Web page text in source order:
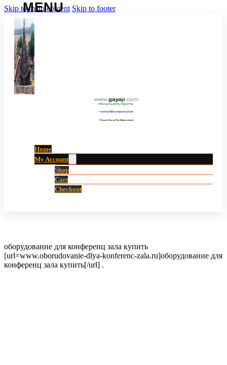
Skip to main content Skip to footer
www.gayaji.com
Making Gayaji City Digital City.
“गयाजी को डिजिटल शहर बनाने की ओर”
(Touch Here For Main Links)
Home
My Account
Shop
Cart
Checkout
оборудование для конференц зала купить
[url=www.oborudovanie-dlya-konferenc-zala.ru]оборудование для
конференц зала купить[/url] .